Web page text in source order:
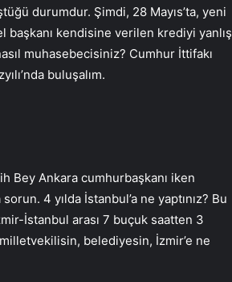
durumdur. Şimdi, 28 Mayıs’ta, yeni
kendisine verilen krediyi yanlış
muhasebecisiniz? Cumhur İttifakı
buluşalım.
Bey Ankara cumhurbaşkanı iken
4 yılda İstanbul’a ne yaptınız? Bu
İstanbul arası 7 buçuk saatten 3
belediyesin, İzmir’e ne